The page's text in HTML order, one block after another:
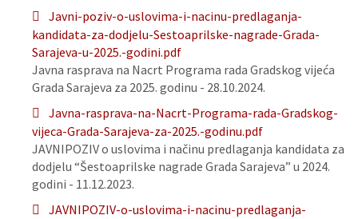
Javni-poziv-o-uslovima-i-nacinu-predlaganja-
kandidata-za-dodjelu-Sestoaprilske-nagrade-Grada-
Sarajeva-u-2025.-godini.pdf
Javna rasprava na Nacrt Programa rada Gradskog vijeća
Grada Sarajeva za 2025. godinu - 28.10.2024.
Javna-rasprava-na-Nacrt-Programa-rada-Gradskog-
vijeca-Grada-Sarajeva-za-2025.-godinu.pdf
JAVNIPOZIV o uslovima i načinu predlaganja kandidata za
dodjelu “Šestoaprilske nagrade Grada Sarajeva” u 2024.
godini - 11.12.2023.
JAVNIPOZIV-o-uslovima-i-nacinu-predlaganja-